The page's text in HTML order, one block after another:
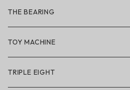
So iLL × ON THE ROAM
BN3TH × So iLL × ON THE ROAM
THE BEARING
TOY MACHINE
TRIPLE EIGHT